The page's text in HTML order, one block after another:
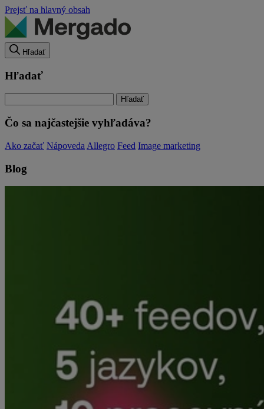
Prejsť na hlavný obsah
Hľadať
Hľadať
Čo sa najčastejšie vyhľadáva?
Ako začať Nápoveda Allegro Feed Image marketing
Blog